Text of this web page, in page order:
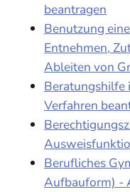
beantragen
Benutzung
Entnehmen,
Ableiten von
Beratungshilfe
Verfahren
Berufliches
Aufbauform) -